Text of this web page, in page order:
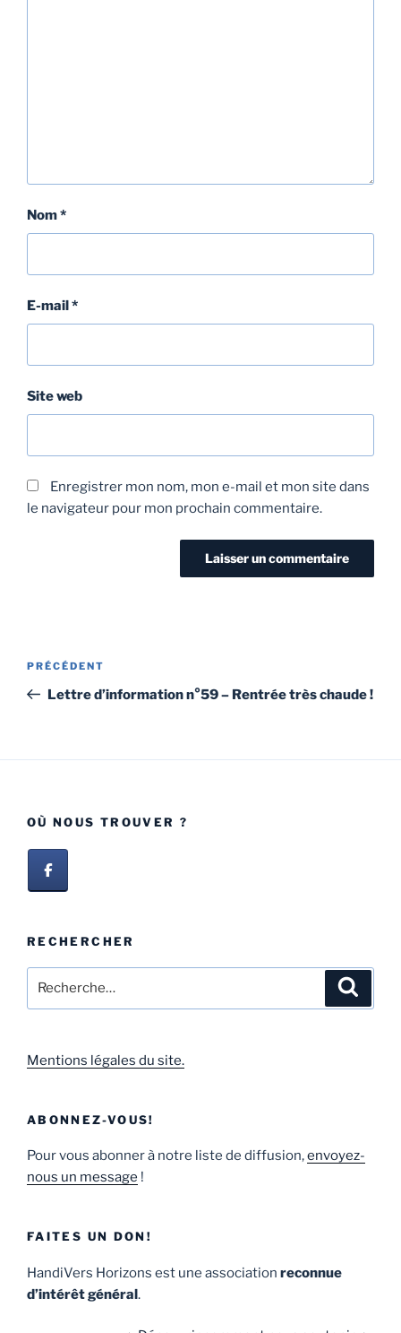
Nom*
E-mail *
Site web
Enregistrer mon nom, mon e-mail et mon site dans
le navigateur pour mon prochain commentaire.
PRÉCÉDENT
Lettre d’information n°59 – Rentrée très chaude !
OÙ NOUS TROUVER ?
RECHERCHER
Mentions légales du site.
ABONNEZ-VOUS!
Pour vous abonner à notre liste de diffusion,envoyez-
nous un message !
FAITES UN DON!
HandiVers Horizons est une association reconnue
d’intérêt général.